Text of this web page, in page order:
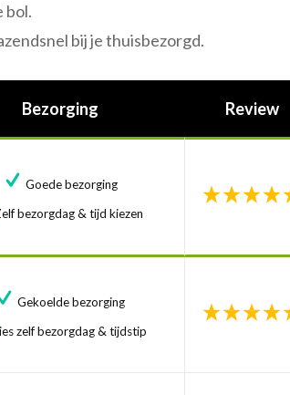
bol.
bij je thuisbezorgd.
Bezorging Review
Goede bezorging
bezorgdag & tijd kiezen
Gekoelde bezorging
zelf bezorgdag & tijdstip